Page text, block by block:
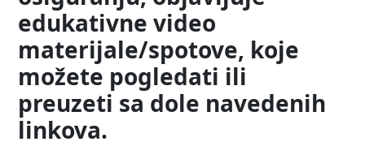
edukativne video
materijale/spotove, koje
možete pogledati ili
preuzeti sa dole navedenih
linkova.